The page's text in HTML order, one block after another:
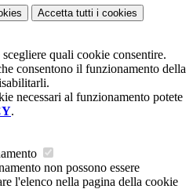
Accetta tutti i cookies
quali cookie consentire.
consentono il funzionamento della
necessari al funzionamento potete
.
non possono essere
l'elenco nella pagina della cookie